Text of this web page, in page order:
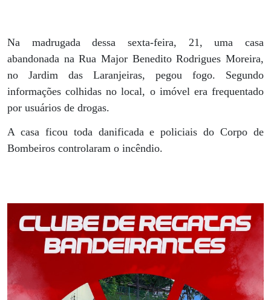
Na madrugada dessa sexta-feira, 21, uma casa
abandonada na Rua Major Benedito Rodrigues Moreira,
no Jardim das Laranjeiras, pegou fogo. Segundo
informações colhidas no local, o imóvel era frequentado
por usuários de drogas.
A casa ficou toda danificada e policiais do Corpo de
Bombeiros controlaram o incêndio.